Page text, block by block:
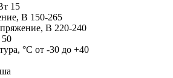
15
В 150-265
В 220-240
50
°C от -30 до +40